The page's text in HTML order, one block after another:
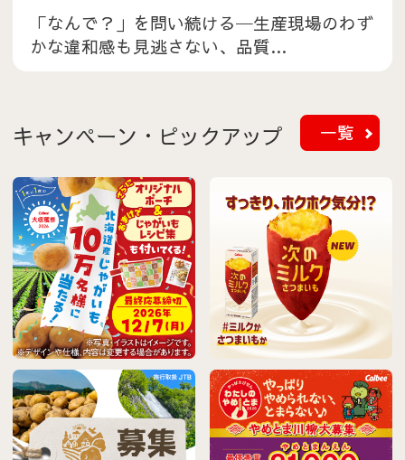
「なんで？」を問い続ける─生産現場のわず
かな違和感も見逃さない、品質…
キャンペーン・ピックアップ 一覧